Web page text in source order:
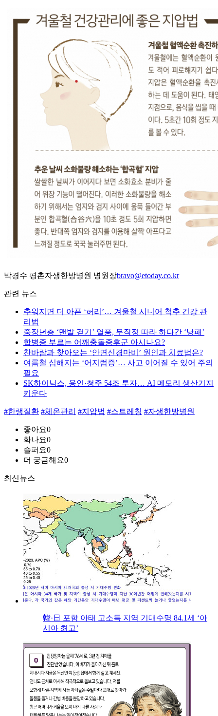
박경수 평촌자생한방병원 병원장bravo@etoday.co.kr
관련 뉴스
추워지면 더 아픈 ‘허리’… 겨울철 시니어 척추 건강 관
리법
중장년층 ‘맨발 걷기’ 열풍, 무작정 따라 하다간 ‘낭패’
합병증 부르는 어깨충돌증후군 아시나요?
찬바람과 찾아오는 ‘안면신경마비’ 원인과 치료법은?
여름철 심해지는 ‘어지럼증’… 사고 이어질 수 있어 주의
필요
SK하이닉스, 용인·청주 54조 투자… AI 메모리 생산기지
키운다
#한랭질환 #체온관리 #지압법 #스트레칭 #자생한방병원
좋아요0
화나요0
슬퍼요0
더 궁금해요0
최신뉴스
韓·日 포함 아태 고소득 지역 기대수명 84.1세 ‘아
시아 최고’